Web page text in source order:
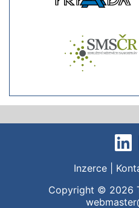
Inzerce|
Copyright © 2026